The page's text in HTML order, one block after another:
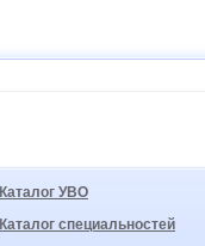
Каталог УВО
Каталог специальностей